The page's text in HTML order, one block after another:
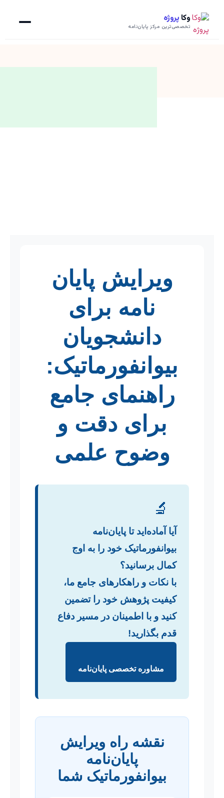
وکا پروژه
تخصصی‌ترین مرکز پایان‌نامه
ویرایش پایان
نامه برای
دانشجویان
بیوانفورماتیک:
راهنمای جامع
برای دقت و
وضوح علمی
🔬
آیا آماده‌اید تا پایان‌نامه
بیوانفورماتیک خود را به اوج
کمال برسانید؟
با نکات و راهکارهای جامع ما،
کیفیت پژوهش خود را تضمین
کنید و با اطمینان در مسیر دفاع
قدم بگذارید!
مشاوره تخصصی پایان‌نامه
نقشه راه ویرایش
پایان‌نامه
بیوانفورماتیک شما